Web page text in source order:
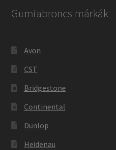
Gumiabroncs márkák
Avon
CST
Bridgestone
Continental
Dunlop
Heidenau